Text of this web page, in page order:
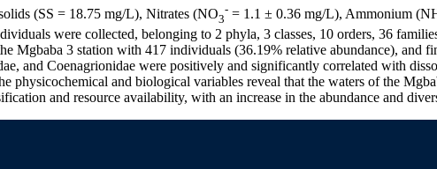
(SS = 18.75 mg/L), Nitrates (NO3
- = 1.1 ± 0.36 mg/L), Ammonium
were collected, belonging to 2 phyla, 3 classes, 10 orders, 36
Mgbaba 3 station with 417 individuals (36.19% relative abundance),
and Coenagrionidae were positively and significantly correlated with
physicochemical and biological variables reveal that the waters of the
and resource availability, with an increase in the abundance and